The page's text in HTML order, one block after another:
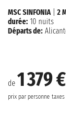
de 1 379 €
prix par personne taxes
MSC SINFONIA
2
durée: 10 nuits
Départs de: